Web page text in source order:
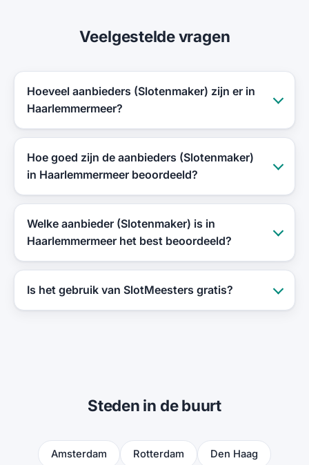
Veelgestelde vragen
Hoeveel aanbieders (Slotenmaker) zijn er in
Haarlemmermeer?
Hoe goed zijn de aanbieders (Slotenmaker)
in Haarlemmermeer beoordeeld?
Welke aanbieder (Slotenmaker) is in
Haarlemmermeer het best beoordeeld?
Is het gebruik van SlotMeesters gratis?
Steden in de buurt
Amsterdam Rotterdam Den Haag